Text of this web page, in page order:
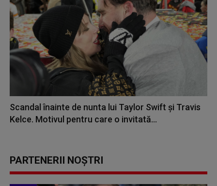
Scandal înainte de nunta lui Taylor Swift și Travis
Kelce. Motivul pentru care o invitată...
PARTENERII NOȘTRI